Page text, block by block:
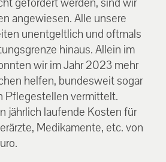
angewiesen. Alle unsere
unentgeltlich und oftmals
hinaus. Allein im
wir im Jahr 2023 mehr
helfen, bundesweit sogar
Pflegestellen vermittelt.
jährlich laufende Kosten für
Medikamente, etc. von